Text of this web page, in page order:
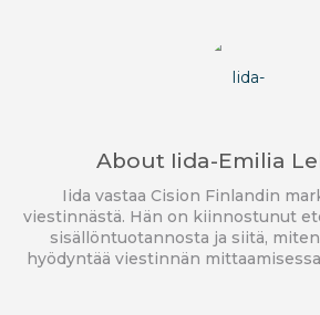
About Iida-Emilia
Iida vastaa Cision Finlandin
viestinnästä. Hän on kiinnostunut
sisällöntuotannosta ja siitä,
hyödyntää viestinnän